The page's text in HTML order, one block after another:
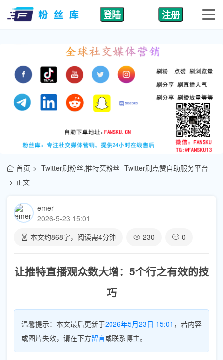
登陆 注册
首页
Twitter刷粉丝,推特买粉丝 -Twitter刷点赞自助服务平台
正文
emer
2026-5-23 15:01
本文约868字，阅读需4分钟 230 0
让推特直播观众数大增：5个行之有效的技
巧
温馨提示：本文最后更新于2026年5月23日 15:01 ，若内容
或图片失效，请在下方留言或联系博主。